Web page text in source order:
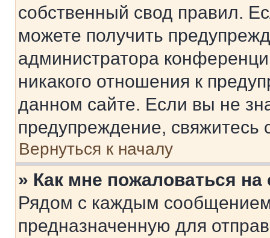
собственный свод правил.
можете получить
администратора
никакого отношения к
данном сайте. Если вы не
предупреждение,
Вернуться к началу
» Как мне пожаловаться
Рядом с каждым сообщением
предназначенную для